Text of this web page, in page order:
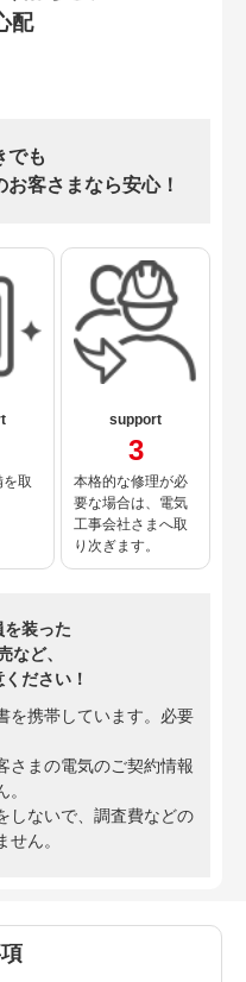
配
でも
客さまなら安心！
取
本格的な修理が必
要な場合は、電気
工事会社さまへ取
り次ぎます。
を装った
など、
ださい！
を携帯しています。必要
さまの電気のご契約情報
しないで、調査費などの
ん。